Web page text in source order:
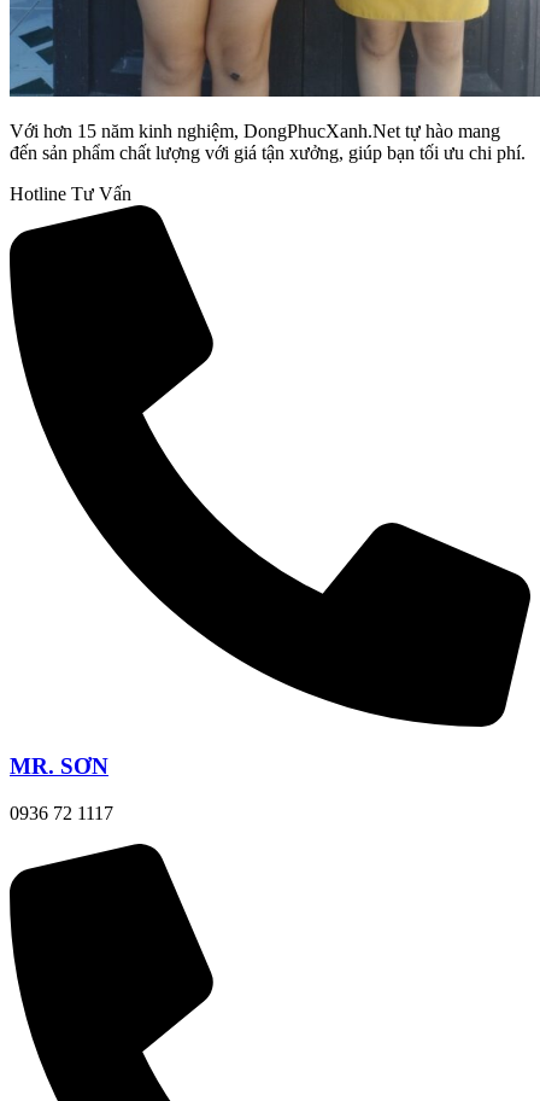
Với hơn 15 năm kinh nghiệm, DongPhucXanh.Net tự hào mang
đến sản phẩm chất lượng với giá tận xưởng, giúp bạn tối ưu chi phí.
Hotline Tư Vấn
MR. SƠN
0936 72 1117